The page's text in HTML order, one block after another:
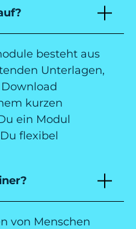
besteht aus
Unterlagen,
kurzen
ein Modul
flexibel
von Menschen